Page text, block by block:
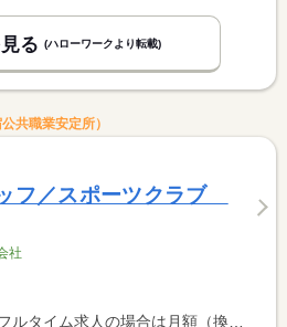
る (ハローワークより転載)
共職業安定所）
フ／スポーツクラブ
社
額（換算額）、パート求人の場合は時間額を表示しています。